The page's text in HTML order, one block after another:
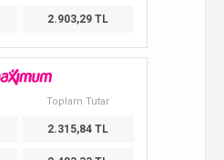
2.903,29 TL
Toplam Tutar
2.315,84 TL